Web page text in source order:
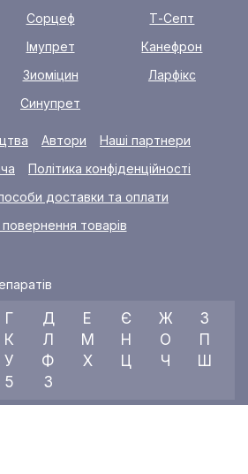
Сорцеф
Т-Септ
Імупрет
Канефрон
Зиоміцин
Ларфікс
Синупрет
Автори
Наші партнери
Політика конфіденційності
доставки та оплати
товарів
Г Д Е Є Ж
З
К Л М Н О
П
У Ф Х Ц Ч
Ш
5 3